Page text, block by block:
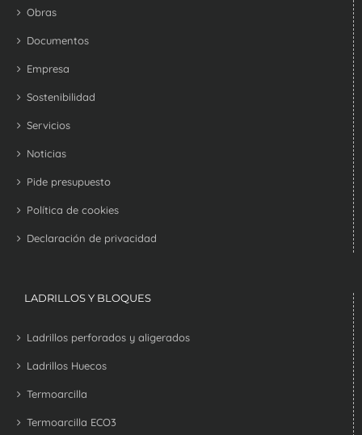
Obras
Documentos
Empresa
Sostenibilidad
Servicios
Noticias
Pide presupuesto
Política de cookies
Declaración de privacidad
LADRILLOS Y BLOQUES
Ladrillos perforados y aligerados
Ladrillos Huecos
Termoarcilla
Termoarcilla ECO3